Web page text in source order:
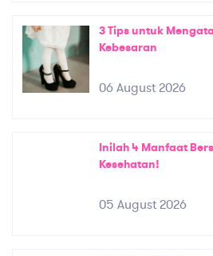
3 Tips untuk
Kebesaran
06 August 2026
Inilah 4 Manfaat
Kesehatan!
05 August 2026